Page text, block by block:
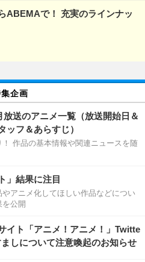
ABEMAで！ 充実のラインナッ
企画
放送のアニメ一覧（放送開始日＆
ッフ＆あらすじ）
作品の基本情報や関連ニュースを随
」結果に注目
アニメ化してほしい作品などについ
公開
イト「アニメ！アニメ！」Twitte
しについて注意喚起のお知らせ